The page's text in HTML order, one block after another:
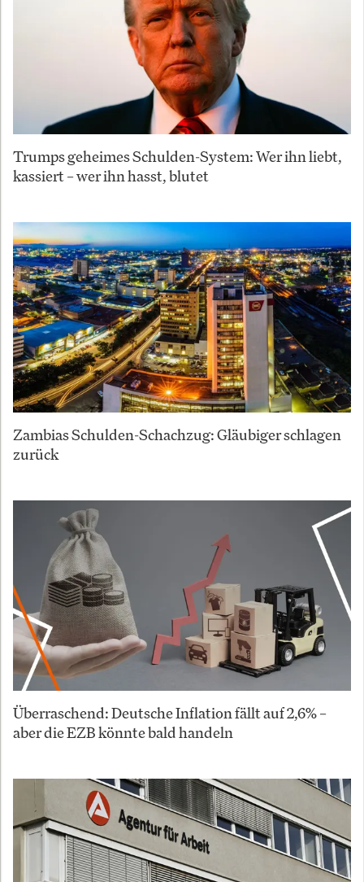
Trumps geheimes Schulden-System: Wer ihn liebt,
kassiert – wer ihn hasst, blutet
Zambias Schulden-Schachzug: Gläubiger schlagen
zurück
Überraschend: Deutsche Inflation fällt auf 2,6% –
aber die EZB könnte bald handeln